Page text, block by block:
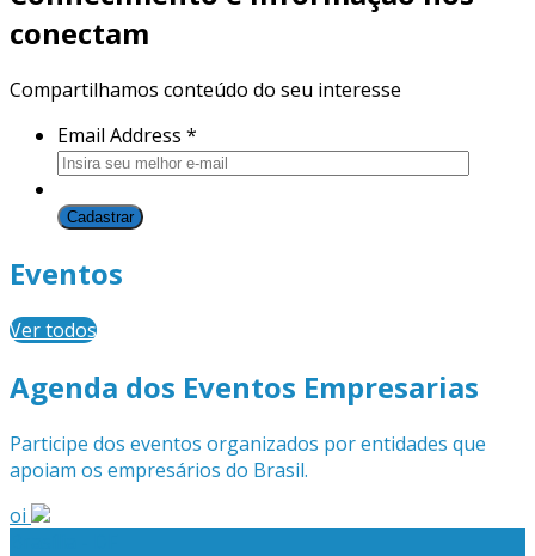
conectam
Compartilhamos conteúdo do seu interesse
Email Address *
Eventos
Ver todos
Agenda dos Eventos Empresarias
Participe dos eventos organizados por entidades que
apoiam os empresários do Brasil.
oi